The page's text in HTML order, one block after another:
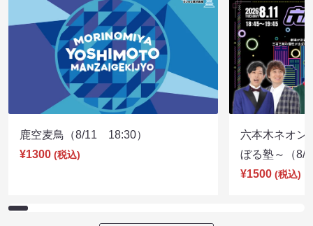
鹿空麦鳥（8/11 18:30）
¥1300 (税込)
六本木ネオン
ぼる塾～（
¥1500 (税込)